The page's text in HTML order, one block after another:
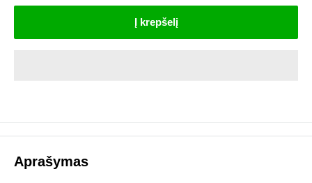
Į krepšelį
Aprašymas